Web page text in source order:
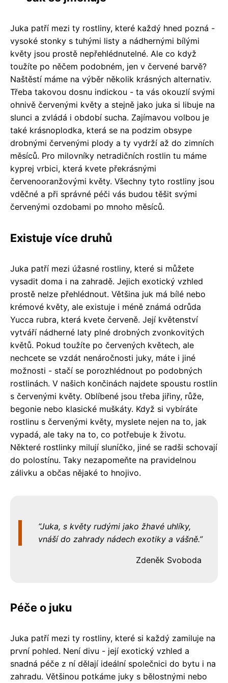
Juka patří mezi ty rostliny, které každý hned pozná -
vysoké stonky s tuhými listy a nádhernými bílými
květy jsou prostě nepřehlédnutelné. Ale co když
toužíte po něčem podobném, jen v červené barvě?
Naštěstí máme na výběr několik krásných alternativ.
Třeba takovou dosnu indickou - ta vás okouzlí svými
ohnivě červenými květy a stejně jako juka si libuje na
slunci a zvládá i období sucha. Zajímavou volbou je
také krásnoplodka, která se na podzim obsype
drobnými červenými plody a ty vydrží až do zimních
měsíců. Pro milovníky netradičních rostlin tu máme
kyprej vrbici, která kvete překrásnými
červenooranžovými květy. Všechny tyto rostliny jsou
vděčné a při správné péči vás budou těšit svými
červenými ozdobami po mnoho měsíců.
Existuje více druhů
Juka patří mezi úžasné rostliny, které si můžete
vysadit doma i na zahradě. Jejich exotický vzhled
prostě nelze přehlédnout. Většina juk má bílé nebo
krémové květy, ale existuje i méně známá odrůda
Yucca rubra, která kvete červeně. Její květenství
vytváří nádherné laty plné drobných zvonkovitých
květů. Pokud toužíte po červených květech, ale
nechcete se vzdát nenáročnosti juky, máte i jiné
možnosti - stačí se porozhlédnout po podobných
rostlinách. V našich končinách najdete spoustu rostlin
s červenými květy. Oblíbené jsou třeba jiřiny, růže,
begonie nebo klasické muškáty. Když si vybíráte
rostlinu s červenými květy, myslete nejen na to, jak
vypadá, ale taky na to, co potřebuje k životu.
Některé rostlinky milují sluníčko, jiné se radši schovají
do polostínu. Taky nezapomeňte na pravidelnou
zálivku a občas nějaké to hnojivo.
Juka, s květy rudými jako žhavé uhlíky,
vnáší do zahrady nádech exotiky a vášně.
Zdeněk Svoboda
Péče o juku
Juka patří mezi ty rostliny, které si každý zamiluje na
první pohled. Není divu - její exotický vzhled a
snadná péče z ní dělají ideální společnici do bytu i na
zahradu. Většinou potkáme juky s bělostnými nebo